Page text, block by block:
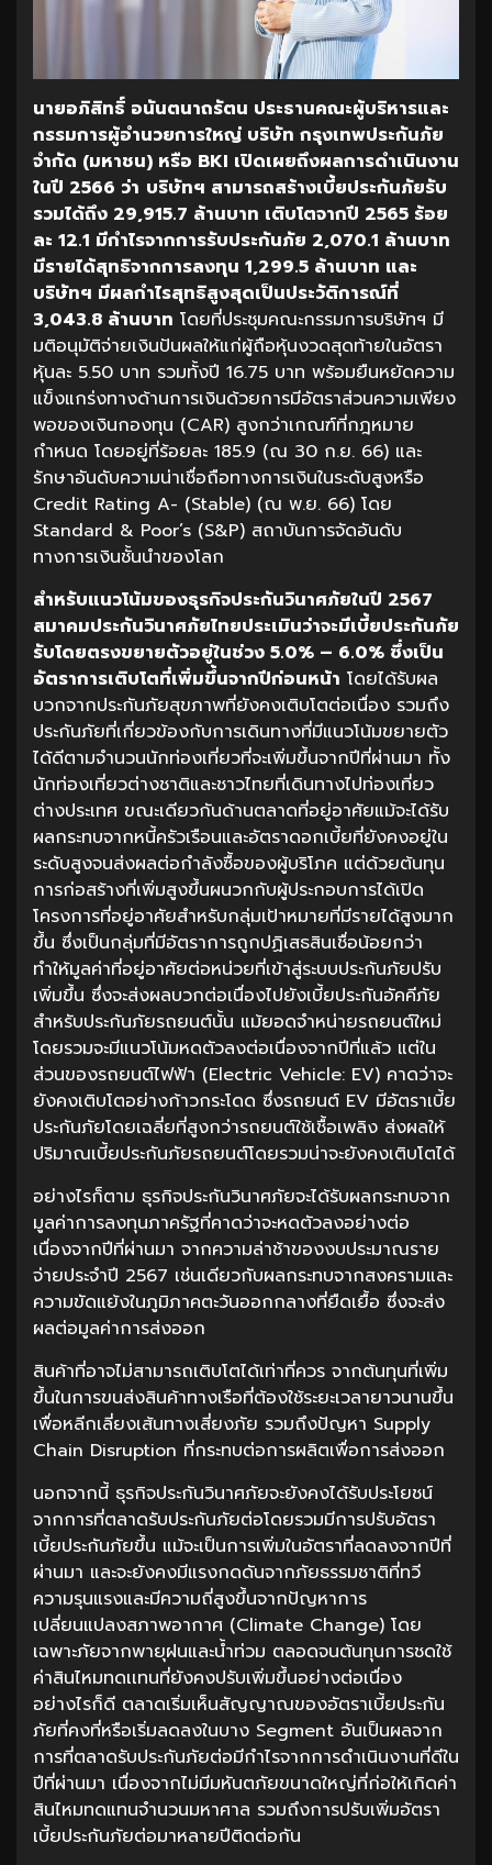
นายอภิสิทธิ์ อนันตนาถรัตน ประธานคณะผู้บริหารและ
กรรมการผู้อำนวยการใหญ่ บริษัท กรุงเทพประกันภัย
จำกัด (มหาชน) หรือ BKI เปิดเผยถึงผลการดำเนินงาน
ในปี 2566 ว่า บริษัทฯ สามารถสร้างเบี้ยประกันภัยรับ
รวมได้ถึง 29,915.7 ล้านบาท เติบโตจากปี 2565 ร้อย
ละ 12.1 มีกำไรจากการรับประกันภัย 2,070.1 ล้านบาท
มีรายได้สุทธิจากการลงทุน 1,299.5 ล้านบาท และ
บริษัทฯ มีผลกำไรสุทธิสูงสุดเป็นประวัติการณ์ที่
3,043.8 ล้านบาท โดยที่ประชุมคณะกรรมการบริษัทฯ มี
มติอนุมัติจ่ายเงินปันผลให้แก่ผู้ถือหุ้นงวดสุดท้ายในอัตรา
หุ้นละ 5.50 บาท รวมทั้งปี 16.75 บาท พร้อมยืนหยัดความ
แข็งแกร่งทางด้านการเงินด้วยการมีอัตราส่วนความเพียง
พอของเงินกองทุน (CAR) สูงกว่าเกณฑ์ที่กฎหมาย
กำหนด โดยอยู่ที่ร้อยละ 185.9 (ณ 30 ก.ย. 66) และ
รักษาอันดับความน่าเชื่อถือทางการเงินในระดับสูงหรือ
Credit Rating A- (Stable) (ณ พ.ย. 66) โดย
Standard & Poor’s (S&P) สถาบันการจัดอันดับ
ทางการเงินชั้นนำของโลก
สำหรับแนวโน้มของธุรกิจประกันวินาศภัยในปี 2567
สมาคมประกันวินาศภัยไทยประเมินว่าจะมีเบี้ยประกันภัย
รับโดยตรงขยายตัวอยู่ในช่วง 5.0% – 6.0% ซึ่งเป็น
อัตราการเติบโตที่เพิ่มขึ้นจากปีก่อนหน้า โดยได้รับผล
บวกจากประกันภัยสุขภาพที่ยังคงเติบโตต่อเนื่อง รวมถึง
ประกันภัยที่เกี่ยวข้องกับการเดินทางที่มีแนวโน้มขยายตัว
ได้ดีตามจำนวนนักท่องเที่ยวที่จะเพิ่มขึ้นจากปีที่ผ่านมา ทั้ง
นักท่องเที่ยวต่างชาติและชาวไทยที่เดินทางไปท่องเที่ยว
ต่างประเทศ ขณะเดียวกันด้านตลาดที่อยู่อาศัยแม้จะได้รับ
ผลกระทบจากหนี้ครัวเรือนและอัตราดอกเบี้ยที่ยังคงอยู่ใน
ระดับสูงจนส่งผลต่อกำลังซื้อของผู้บริโภค แต่ด้วยต้นทุน
การก่อสร้างที่เพิ่มสูงขึ้นผนวกกับผู้ประกอบการได้เปิด
โครงการที่อยู่อาศัยสำหรับกลุ่มเป้าหมายที่มีรายได้สูงมาก
ขึ้น ซึ่งเป็นกลุ่มที่มีอัตราการถูกปฏิเสธสินเชื่อน้อยกว่า
ทำให้มูลค่าที่อยู่อาศัยต่อหน่วยที่เข้าสู่ระบบประกันภัยปรับ
เพิ่มขึ้น ซึ่งจะส่งผลบวกต่อเนื่องไปยังเบี้ยประกันอัคคีภัย
สำหรับประกันภัยรถยนต์นั้น แม้ยอดจำหน่ายรถยนต์ใหม่
โดยรวมจะมีแนวโน้มหดตัวลงต่อเนื่องจากปีที่แล้ว แต่ใน
ส่วนของรถยนต์ไฟฟ้า (Electric Vehicle: EV) คาดว่าจะ
ยังคงเติบโตอย่างก้าวกระโดด ซึ่งรถยนต์ EV มีอัตราเบี้ย
ประกันภัยโดยเฉลี่ยที่สูงกว่ารถยนต์ใช้เชื้อเพลิง ส่งผลให้
ปริมาณเบี้ยประกันภัยรถยนต์โดยรวมน่าจะยังคงเติบโตได้
อย่างไรก็ตาม ธุรกิจประกันวินาศภัยจะได้รับผลกระทบจาก
มูลค่าการลงทุนภาครัฐที่คาดว่าจะหดตัวลงอย่างต่อ
เนื่องจากปีที่ผ่านมา จากความล่าช้าของงบประมาณราย
จ่ายประจำปี 2567 เช่นเดียวกับผลกระทบจากสงครามและ
ความขัดแย้งในภูมิภาคตะวันออกกลางที่ยืดเยื้อ ซึ่งจะส่ง
ผลต่อมูลค่าการส่งออก
สินค้าที่อาจไม่สามารถเติบโตได้เท่าที่ควร จากต้นทุนที่เพิ่ม
ขึ้นในการขนส่งสินค้าทางเรือที่ต้องใช้ระยะเวลายาวนานขึ้น
เพื่อหลีกเลี่ยงเส้นทางเสี่ยงภัย รวมถึงปัญหา Supply
Chain Disruption ที่กระทบต่อการผลิตเพื่อการส่งออก
นอกจากนี้ ธุรกิจประกันวินาศภัยจะยังคงได้รับประโยชน์
จากการที่ตลาดรับประกันภัยต่อโดยรวมมีการปรับอัตรา
เบี้ยประกันภัยขึ้น แม้จะเป็นการเพิ่มในอัตราที่ลดลงจากปีที่
ผ่านมา และจะยังคงมีแรงกดดันจากภัยธรรมชาติที่ทวี
ความรุนแรงและมีความถี่สูงขึ้นจากปัญหาการ
เปลี่ยนแปลงสภาพอากาศ (Climate Change) โดย
เฉพาะภัยจากพายุฝนและน้ำท่วม ตลอดจนต้นทุนการชดใช้
ค่าสินไหมทดเเทนที่ยังคงปรับเพิ่มขึ้นอย่างต่อเนื่อง
อย่างไรก็ดี ตลาดเริ่มเห็นสัญญาณของอัตราเบี้ยประกัน
ภัยที่คงที่หรือเริ่มลดลงในบาง Segment อันเป็นผลจาก
การที่ตลาดรับประกันภัยต่อมีกำไรจากการดำเนินงานที่ดีใน
ปีที่ผ่านมา เนื่องจากไม่มีมหันตภัยขนาดใหญ่ที่ก่อให้เกิดค่า
สินไหมทดแทนจำนวนมหาศาล รวมถึงการปรับเพิ่มอัตรา
เบี้ยประกันภัยต่อมาหลายปีติดต่อกัน